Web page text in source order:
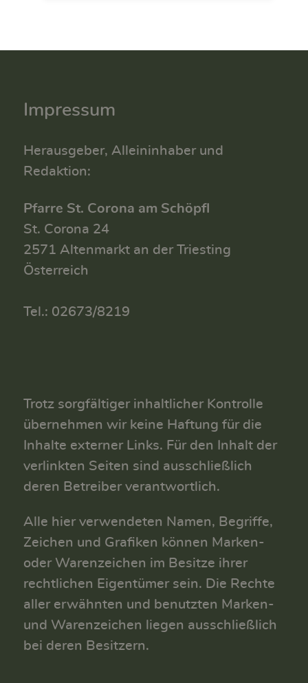
Impressum
Herausgeber, Alleininhaber und
Redaktion:
Pfarre St. Corona am Schöpfl
St. Corona 24
2571 Altenmarkt an der Triesting
Österreich
Tel.: 02673/8219
Trotz sorgfältiger inhaltlicher Kontrolle
übernehmen wir keine Haftung für die
Inhalte externer Links. Für den Inhalt der
verlinkten Seiten sind ausschließlich
deren Betreiber verantwortlich.
Alle hier verwendeten Namen, Begriffe,
Zeichen und Grafiken können Marken-
oder Warenzeichen im Besitze ihrer
rechtlichen Eigentümer sein. Die Rechte
aller erwähnten und benutzten Marken-
und Warenzeichen liegen ausschließlich
bei deren Besitzern.